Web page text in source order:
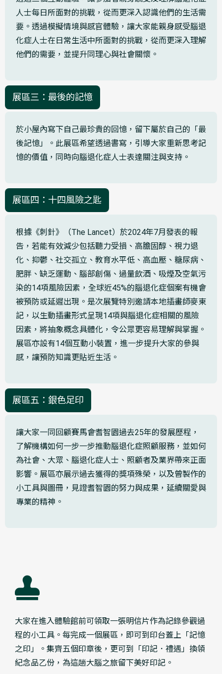
人士每日所面對的挑戰，從而更深入認識他們的生活需
要。透過模擬情境與感官體驗，讓大家能親身感受腦退
化症人士在日常生活中所面對的挑戰，從而更深入理解
他們的需要，並提升同理心與社會關懷。
展區三：最後的記憶
於小屋內寫下自己最珍貴的回憶，留下屬於自己的「最
後記憶」。此展區希望透過書寫，引導大家重新思考記
憶的價值，同時向腦退化症人士表達關注與支持。
展區四：十四風險之匙
根據《刺針》（The Lancet）於2024年7月發表的報
告，若能有效減少包括聽力受損、高膽固醇、視力退
化、抑鬱、社交孤立、教育水平低、高血壓、糖尿病、
肥胖、缺乏運動、腦部創傷、過量飲酒、吸煙及空氣污
染的14項風險因素，全球近45%的腦退化症個案有機會
被預防或延遲出現。是次展覽特別邀請本地插畫師麥東
記，以生動插畫形式呈現14項與腦退化症相關的風險
因素，將抽象概念具體化，令公眾更容易理解與掌握。
展區亦設有14個互動小裝置，進一步提升大家的參與
感，讓預防知識更貼近生活。
展區五：銀色足印
讓大家一同回顧賽馬會耆智園過去25年的發展歷程，
了解機構如何一步一步推動腦退化症照顧服務，並如何
為社會、大眾、腦退化症人士、照顧者及業界帶來正面
影響。展區亦展示過去獲得的獎項殊榮，以及曾製作的
小工具與圖冊，見證耆智園的努力與成果，延續關愛與
專業的精神。
大家在進入體驗館前可領取一張明信片作為記錄參觀過
程的小工具。每完成一個展區，即可到印台蓋上「記憶
之印」。集齊五個印章後，更可到「印記．禮遇」換領
紀念品乙份，為這趟大腦之旅留下美好印記。